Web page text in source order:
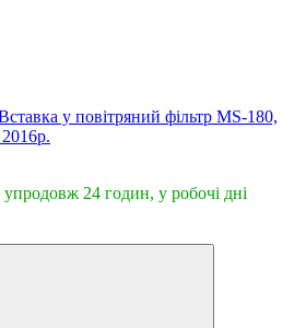
24 годин, у робочі дні